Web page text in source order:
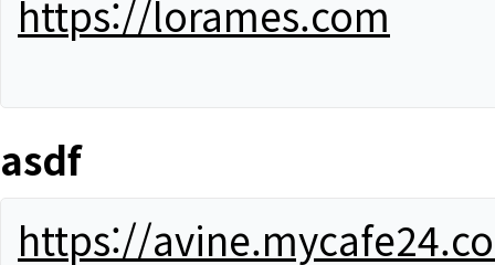
https://lorames.com
asdf
https://